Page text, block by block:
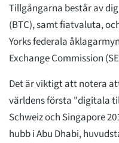
Tillgångarna består av
(BTC), samt fiatvaluta,
Yorks federala
Exchange Commission
Det är viktigt att notera
världens första "digitala
Schweiz och Singapore
hubb i Abu Dhabi,